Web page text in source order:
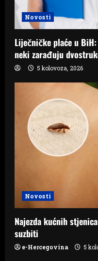
Novosti
Liječničke plaće u
neki zarađuju
5 kolovoza, 2026
Novosti
Najezda kućnih
suzbiti
e-Hercegovina 5